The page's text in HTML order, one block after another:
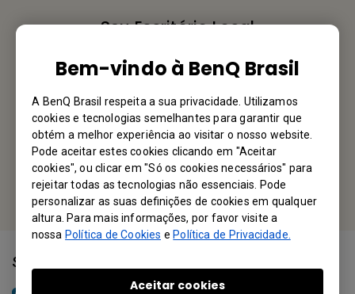
Bem-vindo à BenQ Brasil
A BenQ Brasil respeita a sua privacidade. Utilizamos
cookies e tecnologias semelhantes para garantir que
obtém a melhor experiência ao visitar o nosso website.
Pode aceitar estes cookies clicando em "Aceitar
cookies", ou clicar em "Só os cookies necessários" para
rejeitar todas as tecnologias não essenciais. Pode
personalizar as suas definições de cookies em qualquer
altura. Para mais informações, por favor visite a
nossa Política de Cookies e Política de Privacidade.
Aceitar cookies
Seu Escritório Local
MAXGEN Comercio Indústrial Importação e Exportação Ltda
PAULO SP 01414-000, BRAZIL
Tel: +55 11 2787-0255
Or find your local office
Siga-nos